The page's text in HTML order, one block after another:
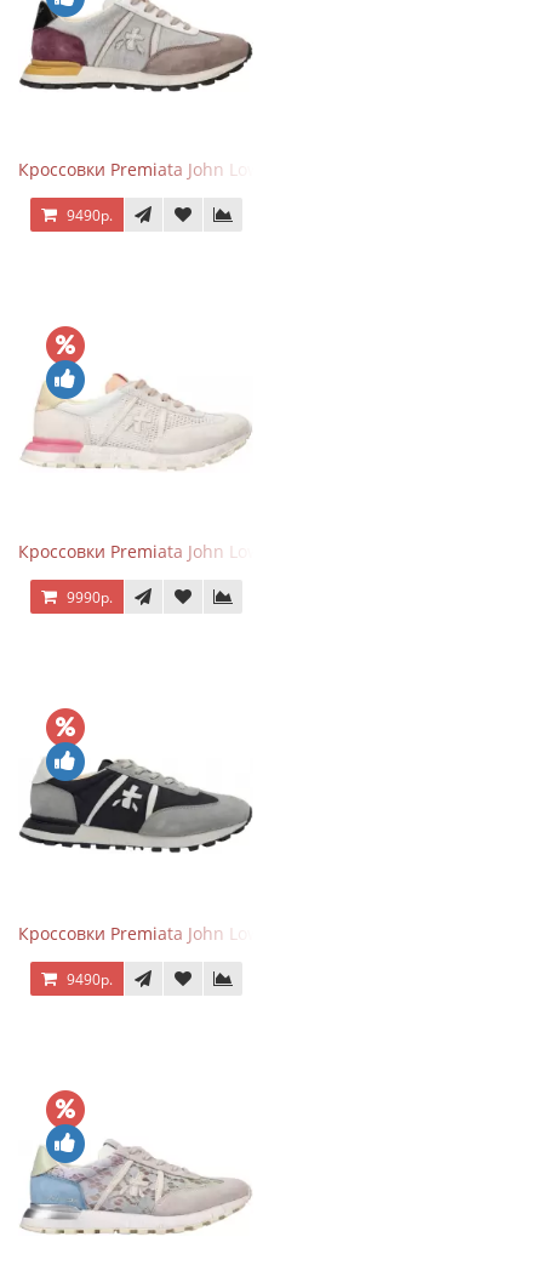
Кроссовки Premiata John Low Gray Brown Purple
9490р.
Кроссовки Premiata John Low Gray Pink
9990р.
Кроссовки Premiata John Low Grey Black
9490р.